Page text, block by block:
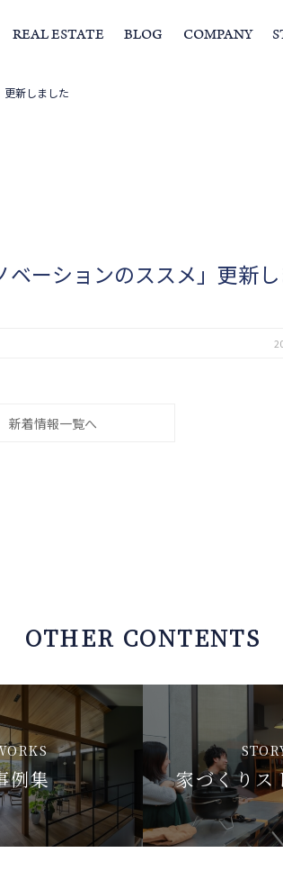
くりストーリー
REAL ESTATE BLOG COMPANY
経営理念
更新しました
ベーションのススメ」更新
新着情報一覧へ
OTHER CONTENTS
例集 家づくりス